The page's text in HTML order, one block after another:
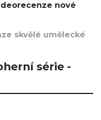
nové
skvělé umělecké
série -